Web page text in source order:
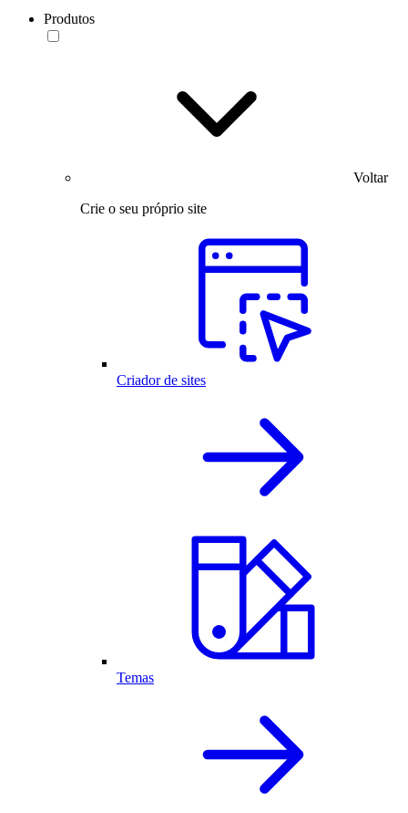
Produtos
Voltar
Crie o seu próprio site
Criador de sites
Temas